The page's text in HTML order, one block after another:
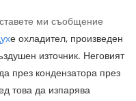
ми съобщение
е охладител, произведен
източник. Неговият
през кондензатора през
това да изпарява